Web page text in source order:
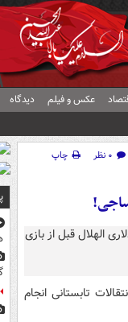
عکس و فیلم دیدگاه
۰ نظر
چاپ
تابستانی انجام